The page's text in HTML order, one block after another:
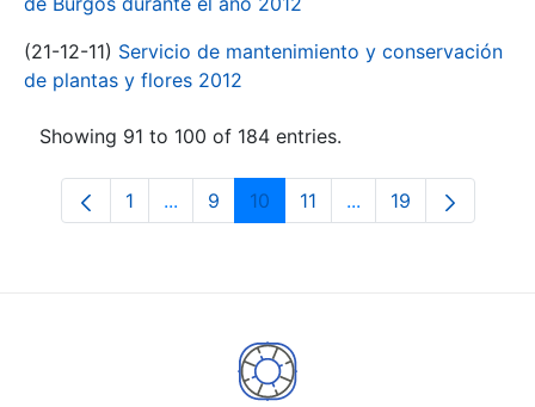
(21-12-11) Servicio de mantenimiento y conservación
de plantas y flores 2012
Showing 91 to 100 of 184 entries.
Page
1 ...Intermediate Pages Use TAB to
Page
9 Page
10 Page
11 ...Intermediate Pages
Page
19